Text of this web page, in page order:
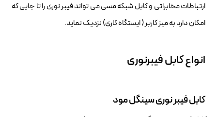
ارتباطات مخابراتی و کابل شبکه مسی می تواند فیبر نوری را تا جایی که
امکان دارد به میز کاربر ( ایستگاه کاری) نزدیک نماید.
انواع کابل فیبرنوری
کابل فیبر نوری سینگل مود